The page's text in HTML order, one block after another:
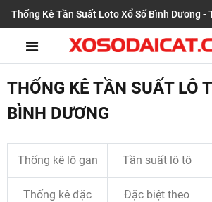
Thống Kê Tần Suất Loto Xổ Số Bình Dương -
THỐNG KÊ TẦN SUẤT LÔ
BÌNH DƯƠNG
Thống kê lô gan Tần suất lô tô
Thống kê đặc
Đặc biệt theo